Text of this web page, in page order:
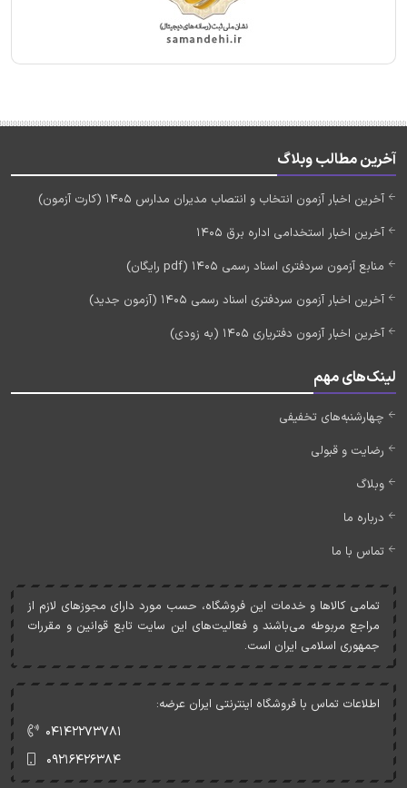
آخرین مطالب وبلاگ
آخرین اخبار آزمون انتخاب و انتصاب مدیران مدارس 1405 (کارت آزمون)
آخرین اخبار استخدامی اداره برق 1405
منابع آزمون سردفتری اسناد رسمی 1405 (pdf رایگان)
آخرین اخبار آزمون سردفتری اسناد رسمی 1405 (آزمون جدید)
آخرین اخبار آزمون دفتریاری 1405 (به زودی)
لینک‌های مهم
چهارشنبه‌های تخفیفی
رضایت و قبولی
وبلاگ
درباره ما
تماس با ما
تمامی کالاها و خدمات اين فروشگاه، حسب مورد دارای مجوزهای لازم از
مراجع مربوطه می‌باشند و فعاليت‌های اين سايت تابع قوانين و مقررات
جمهوری اسلامی ايران است.
اطلاعات تماس با فروشگاه اینترنتی ایران عرضه:
۰۴۱۴۲۲۷۳۷۸۱
۰۹۲۱۶۴۲۶۳۸۴